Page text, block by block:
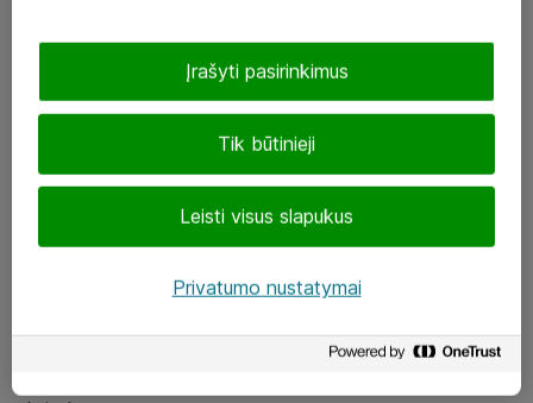
LinkedIn
Tik būtinieji
Leisti visus slapukus
Įrašyti pasirinkimus
Privatumo nustatymai